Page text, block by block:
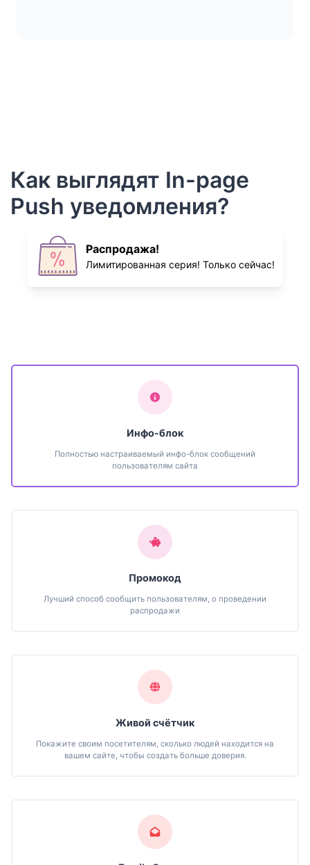
Как выглядят In-page
Push уведомления?
Распродажа!
Лимитированная серия! Только сейчас!
Инфо-блок
Полностью настраиваемый инфо-блок сообщений
пользователям сайта
Промокод
Лучший способ сообщить пользователям, о проведении
распродажи
Живой счётчик
Покажите своим посетителям, сколько людей находится на
вашем сайте, чтобы создать больше доверия.